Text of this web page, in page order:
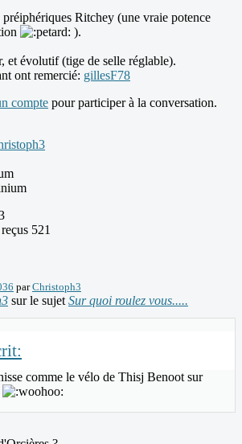
Ritchey (une vraie potence
).
et évolutif (tige de selle réglable).
ont remercié: gillesF78
compte pour participer à la conversation.
521
parChristoph3
sur le sujet Sur quoi roulez vous.....
comme le vélo de Thisj Benoot sur